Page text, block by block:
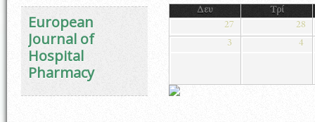
European
Journal of
Hospital
Pharmacy
Δευ
Τρί
27
28
3
4